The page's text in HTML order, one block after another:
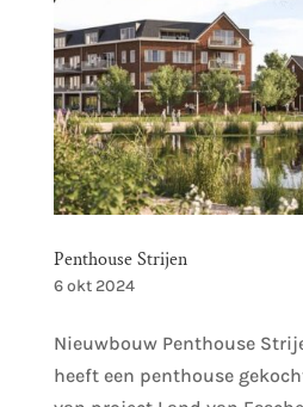
Penthouse Strijen
6 okt 2024
Nieuwbouw Penthouse
heeft een penthouse